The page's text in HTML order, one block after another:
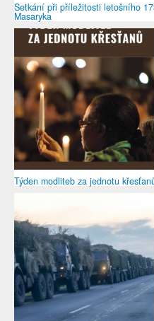
Setkání při příležitosti letošního
Masaryka
Týden modliteb za jednotu